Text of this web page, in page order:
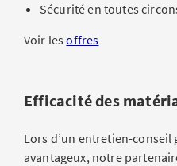
Sécurité en toutes
Voir lesoffres
Efficacité des
Lors d’un entretien-
avantageux, notre